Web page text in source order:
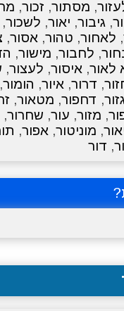
, מסתור, זכור,
, גיבור, יאור, לשכור,
, לאחור, טהור, אסור,
, לחבור, מישור,
לאור, איסור, לעצור,
, דרור, איור, הומור,
, דחפור, מטאור,
, מזור, עור, שחרור,
, מוניטור, אפור,
, דור